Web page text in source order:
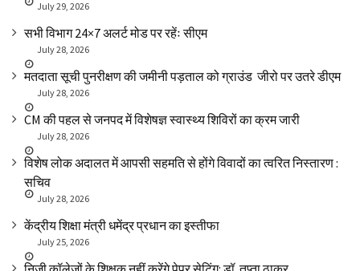
July 29, 2026
सभी विभाग 24×7 अलर्ट मोड पर रहेंः सीएम
July 28, 2026
मतदाता सूची पुनरीक्षण की जमीनी पड़ताल को ग्राउंड जीरो पर उतरे डीएम
July 28, 2026
CM की पहल से जनपद में विशेषज्ञ स्वास्थ्य शिविरों का क्रम जारी
July 28, 2026
विशेष लोक अदालत में आपसी सहमति से होंगे विवादों का त्वरित निस्तारण :
सचिव
July 28, 2026
केंद्रीय शिक्षा मंत्री धमेंद्र प्रधान का इस्तीफा
July 25, 2026